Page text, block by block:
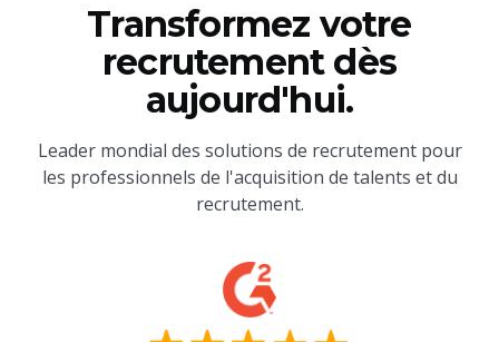
Transformez votre
recrutement dès
aujourd'hui.
Leader mondial des solutions de recrutement pour
les professionnels de l'acquisition de talents et du
recrutement.